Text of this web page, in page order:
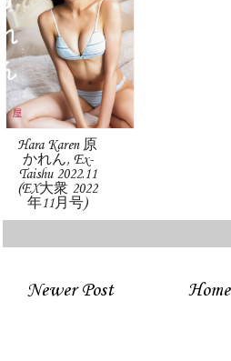
Hara Karen 原
かれん, Ex-
Taishu 2022.11
(EX大衆 2022
年11月号)
Newer Post Home